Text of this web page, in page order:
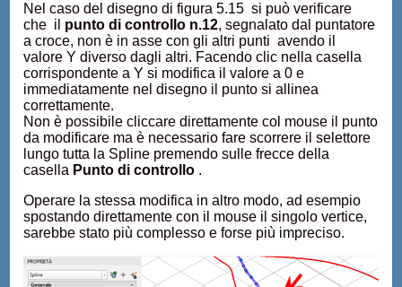
Nel caso del disegno di figura 5.15 si può verificare
che il punto di controllo n.12, segnalato dal puntatore
a croce, non è in asse con gli altri punti avendo il
valore Y diverso dagli altri. Facendo clic nella casella
corrispondente a Y si modifica il valore a 0 e
immediatamente nel disegno il punto si allinea
correttamente.
Non è possibile cliccare direttamente col mouse il punto
da modificare ma è necessario fare scorrere il selettore
lungo tutta la Spline premendo sulle frecce della
casella Punto di controllo .
Operare la stessa modifica in altro modo, ad esempio
spostando direttamente con il mouse il singolo vertice,
sarebbe stato più complesso e forse più impreciso.